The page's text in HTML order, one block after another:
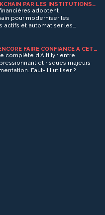
PAR LES INSTITUTIONS
adoptent
pour moderniser les
actifs et automatiser les
elle devient
FAIRE CONFIANCE À CET
complète d'Altilly : entre
et risques majeurs
Faut-il l'utiliser ?